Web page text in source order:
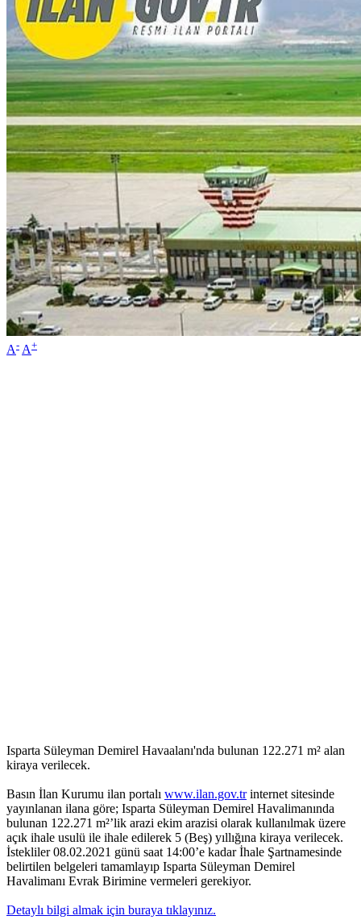
A- A+
Isparta Süleyman Demirel Havaalanı'nda bulunan 122.271 m² alan
kiraya verilecek.
Basın İlan Kurumu ilan portalı www.ilan.gov.trinternet sitesinde
yayınlanan ilana göre; Isparta Süleyman Demirel Havalimanında
bulunan 122.271 m²’lik arazi ekim arazisi olarak kullanılmak üzere
açık ihale usulü ile ihale edilerek 5 (Beş) yıllığına kiraya verilecek.
İstekliler 08.02.2021 günü saat 14:00’e kadar İhale Şartnamesinde
belirtilen belgeleri tamamlayıp Isparta Süleyman Demirel
Havalimanı Evrak Birimine vermeleri gerekiyor.
Detaylı bilgi almak için buraya tıklayınız.